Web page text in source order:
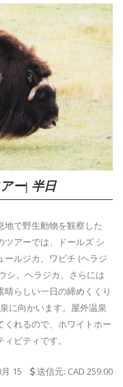
ー| 半日
で野生動物を観察した
ツアーでは、ドールズ シ
ルジカ、ワピチ (ヘラジ
シ、ヘラジカ、さらには
らしい一日の締めくくり
に向かいます。屋外温泉
くれるので、ホワイトホー
ビティです。
月 15 送信元: CAD 259.00